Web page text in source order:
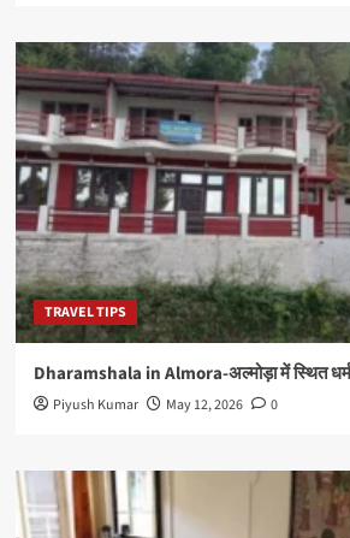
TRAVEL TIPS
Dharamshala in Almora-अल्मोड़ा में स्थित
Piyush Kumar May 12, 2026 0